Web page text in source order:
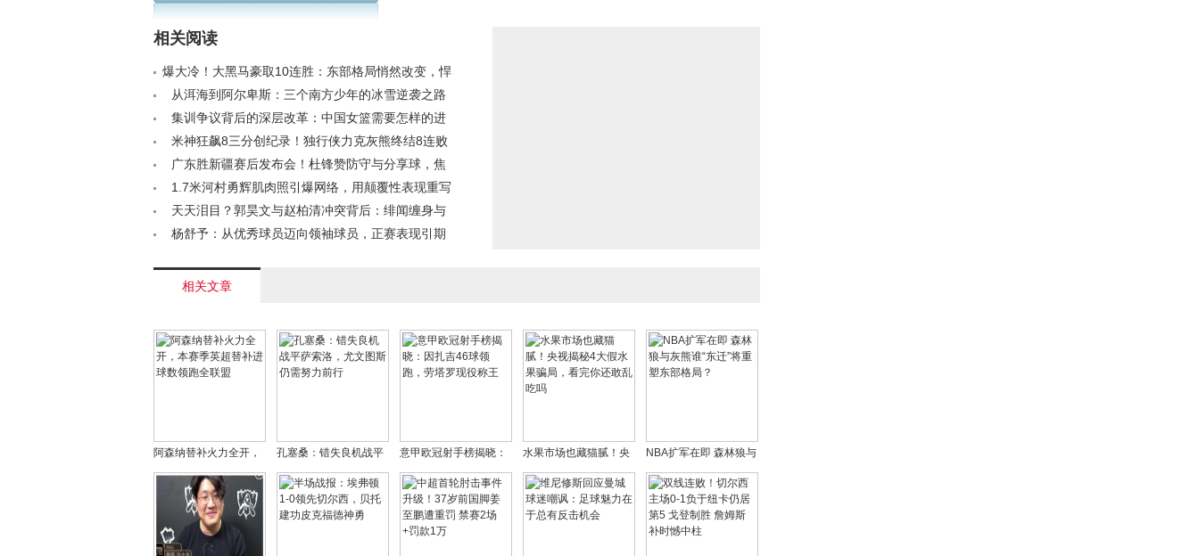
相关阅读
爆大冷！大黑马豪取10连胜：东部格局悄然改变，悍
将狂飙9三分< /a>
从洱海到阿尔卑斯：三个南方少年的冰雪逆袭之路
｜米兰冬残奥会特别报道< /a>
集训争议背后的深层改革：中国女篮需要怎样的进
化路径？< /a>
米神狂飙8三分创纪录！独行侠力克灰熊终结8连败
避免赛季被横扫< /a>
广东胜新疆赛后发布会！杜锋赞防守与分享球，焦
泊乔谈执行，崔永熙状态回暖< /a>
1.7米河村勇辉肌肉照引爆网络，用颠覆性表现重写
NBA生存法则< /a>
天天泪目？郭昊文与赵柏清冲突背后：绯闻缠身与
合同年焦虑成主因< /a>
杨舒予：从优秀球员迈向领袖球员，正赛表现引期
相关文章
阿森纳替补火力全开，
本赛季英超替补进球数
领跑全联盟
孔塞桑：错失良机战平
萨索洛，尤文图斯仍需
努力前行
意甲欧冠射手榜揭晓：
因扎吉46球领跑，劳塔
罗现役称王
水果市场也藏猫腻！央
视揭秘4大假水果骗局，
看完你还敢乱吃吗
NBA扩军在即 森林狼与
灰熊谁“东迁”将重塑东部
格局？